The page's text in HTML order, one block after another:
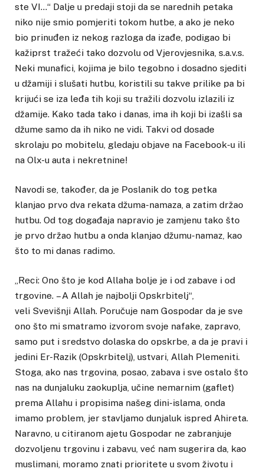
ste VI…“ Dalje u predaji stoji da se narednih petaka
niko nije smio pomjeriti tokom hutbe, a ako je neko
bio prinuđen iz nekog razloga da izađe, podigao bi
kažiprst tražeći tako dozvolu od Vjerovjesnika, s.a.v.s.
Neki munafici, kojima je bilo tegobno i dosadno sjediti
u džamiji i slušati hutbu, koristili su takve prilike pa bi
krijući se iza leđa tih koji su tražili dozvolu izlazili iz
džamije. Kako tada tako i danas, ima ih koji bi izašli sa
džume samo da ih niko ne vidi. Takvi od dosade
skrolaju po mobitelu, gledaju objave na Facebook-u ili
na Olx-u auta i nekretnine!
Navodi se, također, da je Poslanik do tog petka
klanjao prvo dva rekata džuma-namaza, a zatim držao
hutbu. Od tog događaja napravio je zamjenu tako što
je prvo držao hutbu a onda klanjao džumu-namaz, kao
što to mi danas radimo.
„Reci: Ono što je kod Allaha bolje je i od zabave i od
trgovine. – A Allah je najbolji Opskrbitelj“,
veli Svevišnji Allah. Poručuje nam Gospodar da je sve
ono što mi smatramo izvorom svoje nafake, zapravo,
samo put i sredstvo dolaska do opskrbe, a da je pravi i
jedini Er-Razik (Opskrbitelj), ustvari, Allah Plemeniti.
Stoga, ako nas trgovina, posao, zabava i sve ostalo što
nas na dunjaluku zaokuplja, učine nemarnim (gaflet)
prema Allahu i propisima našeg dini-islama, onda
imamo problem, jer stavljamo dunjaluk ispred Ahireta.
Naravno, u citiranom ajetu Gospodar ne zabranjuje
dozvoljenu trgovinu i zabavu, već nam sugerira da, kao
muslimani, moramo znati prioritete u svom životu i